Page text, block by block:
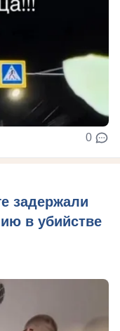
0
задержали
в убийстве